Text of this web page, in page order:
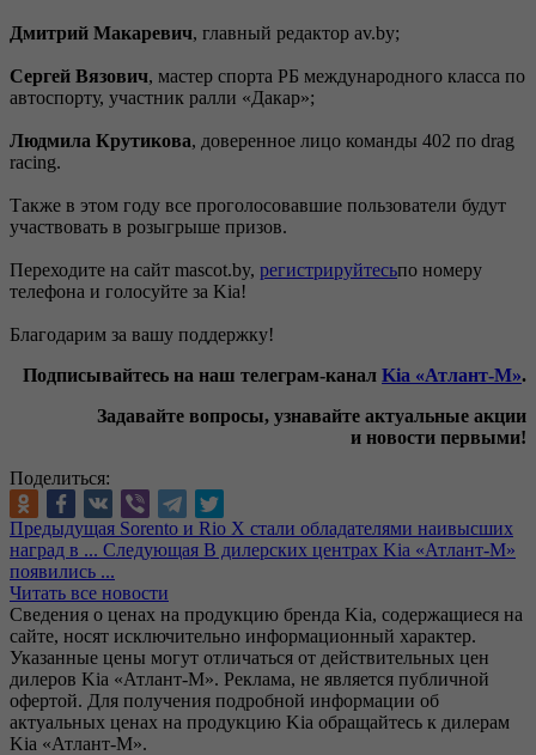
Дмитрий Макаревич, главный редактор av.by;
Сергей Вязович, мастер спорта РБ международного класса по
автоспорту, участник ралли «Дакар»;
Людмила Крутикова, доверенное лицо команды 402 по drag
racing.
Также в этом году все проголосовавшие пользователи будут
участвовать в розыгрыше призов.
Переходите на сайт mascot.by, регистрируйтесьпо номеру
телефона и голосуйте за Kia!
Благодарим за вашу поддержку!
Подписывайтесь на наш телеграм-канал Kia «Атлант-М».
Задавайте вопросы, узнавайте актуальные акции
и новости первыми!
Поделиться:
Предыдущая Sorento и Rio X cтали обладателями наивысших
наград в ... Следующая В дилерских центрах Kia «Атлант-М»
появились ...
Читать все новости
Сведения о ценах на продукцию бренда Kia, содержащиеся на
сайте, носят исключительно информационный характер.
Указанные цены могут отличаться от действительных цен
дилеров Kia «Атлант-М». Реклама, не является публичной
офертой. Для получения подробной информации об
актуальных ценах на продукцию Kia обращайтесь к дилерам
Kia «Атлант-М».